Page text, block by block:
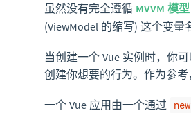
虽然没有完全遵循 MVVM 模型
(ViewModel 的缩写) 这个变量
当创建一个 Vue 实例时，你
创建你想要的行为。作为参
一个 Vue 应用由一个通过